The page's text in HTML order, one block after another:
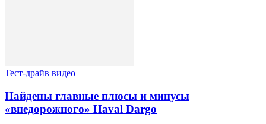
Тест-драйв видео
Найдены главные плюсы и минусы
«внедорожного» Haval Dargo